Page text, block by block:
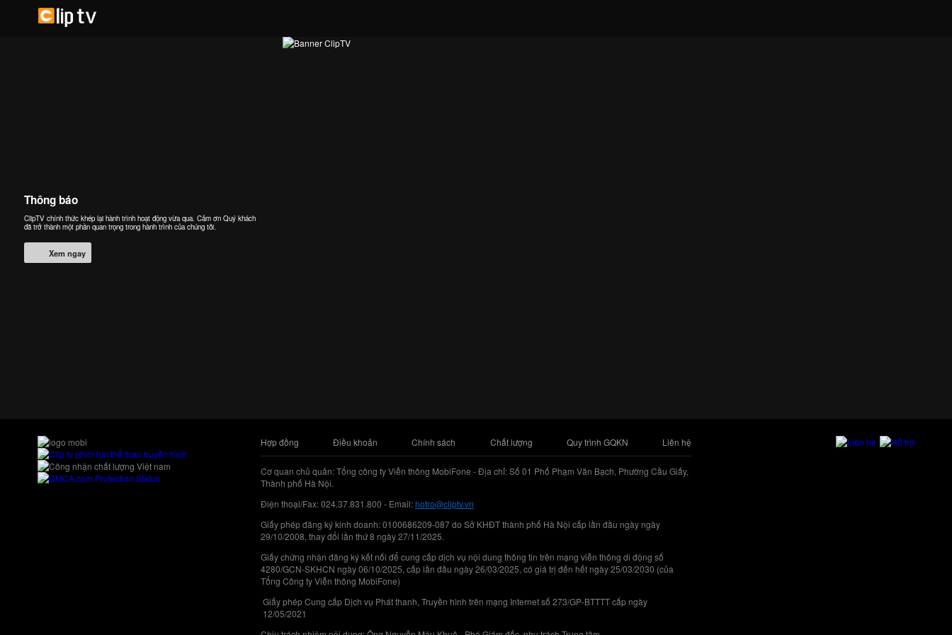
Thông báo
ClipTV chính thức khép lại hành trình hoạt động vừa qua. Cảm ơn Quý khách
đã trở thành một phần quan trọng trong hành trình của chúng tôi.
Xem ngay
Hợp đồng Điều khoản Chính sách Chất lượng Quy trình GQKN Liên hệ
Cơ quan chủ quản: Tổng công ty Viễn thông MobiFone - Địa chỉ: Số 01 Phố Phạm Văn Bạch, Phường Cầu Giấy,
Thành phố Hà Nội.
Điện thoại/Fax: 024.37.831.800 - Email:hotro@cliptv.vn
Giấy phép đăng ký kinh doanh: 0100686209-087 do Sở KHĐT thành phố Hà Nội cấp lần đầu ngày ngày
29/10/2008, thay đổi lần thứ 8 ngày 27/11/2025.
Giấy chứng nhận đăng ký kết nối để cung cấp dịch vụ nội dung thông tin trên mạng viễn thông di động số
4280/GCN-SKHCN ngày 06/10/2025, cấp lần đầu ngày 26/03/2025, có giá trị đến hết ngày 25/03/2030 (của
Tổng Công ty Viễn thông MobiFone)
Giấy phép Cung cấp Dịch vụ Phát thanh, Truyền hình trên mạng Internet số 273/GP-BTTTT cấp ngày
12/05/2021